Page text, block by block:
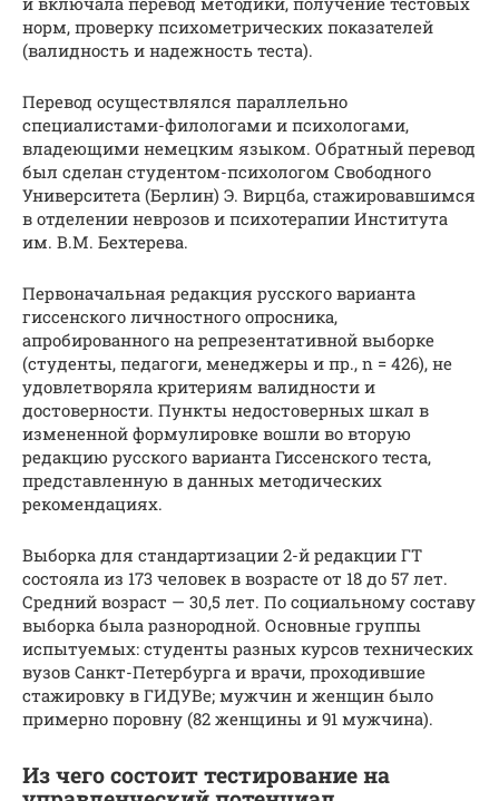
норм, проверку психометрических показателей
(валидность и надежность теста).
Перевод осуществлялся параллельно
специалистами-филологами и психологами,
владеющими немецким языком. Обратный перевод
был сделан студентом-психологом Свободного
Университета (Берлин) Э. Вирцба, стажировавшимся
в отделении неврозов и психотерапии Института
им. В.М. Бехтерева.
Первоначальная редакция русского варианта
гиссенского личностного опросника,
апробированного на репрезентативной выборке
(студенты, педагоги, менеджеры и пр., n = 426), не
удовлетворяла критериям валидности и
достоверности. Пункты недостоверных шкал в
измененной формулировке вошли во вторую
редакцию русского варианта Гиссенского теста,
представленную в данных методических
рекомендациях.
Выборка для стандартизации 2-й редакции ГТ
состояла из 173 человек в возрасте от 18 до 57 лет.
Средний возраст — 30,5 лет. По социальному составу
выборка была разнородной. Основные группы
испытуемых: студенты разных курсов технических
вузов Санкт-Петербурга и врачи, проходившие
стажировку в ГИДУВе; мужчин и женщин было
примерно поровну (82 женщины и 91 мужчина).
Из чего состоит тестирование на